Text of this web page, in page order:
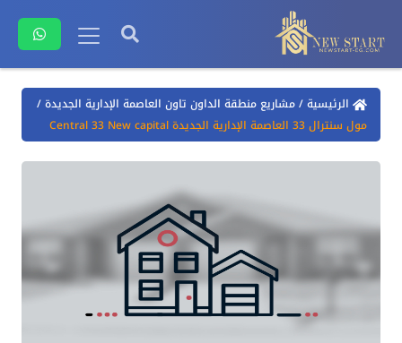
الرئيسية/مشاريع منطقة الداون تاون العاصمة الإدارية الجديدة/
مول سنترال 33 العاصمة الإدارية الجديدة Central 33 New capital